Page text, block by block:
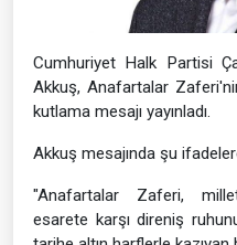
Cumhuriyet Halk Partisi
Akkuş, Anafartalar
kutlama mesajı yayınladı.
Akkuş mesajında şu
"Anafartalar Zaferi,
esarete karşı direniş